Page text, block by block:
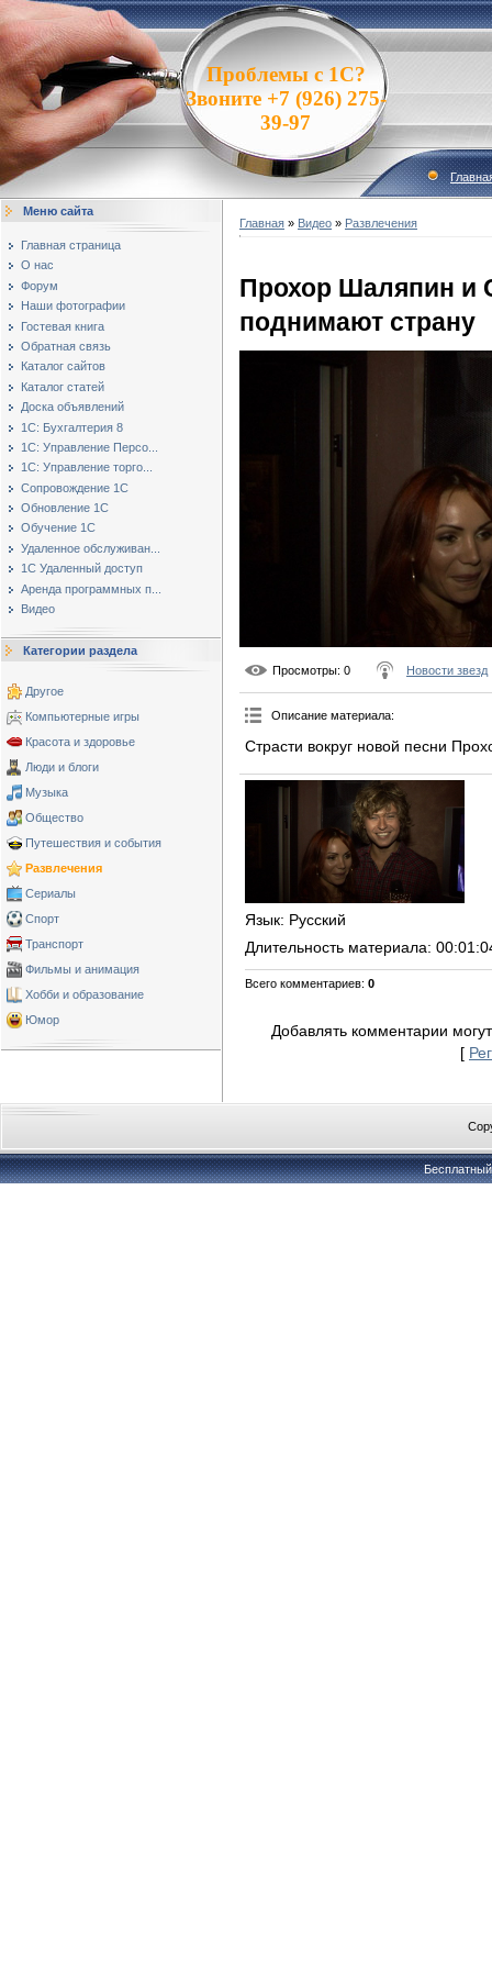
Проблемы с 1С?
Звоните +7 (926) 275-
39-97
Меню сайта
Главная страница
О нас
Форум
Наши фотографии
Гостевая книга
Обратная связь
Каталог сайтов
Каталог статей
Доска объявлений
1С: Бухгалтерия 8
1С: Управление Персо...
1С: Управление торго...
Сопровождение 1С
Обновление 1С
Обучение 1С
Удаленное обслуживан...
1С Удаленный доступ
Аренда программных п...
Видео
Категории раздела
Другое
Компьютерные игры
Красота и здоровье
Люди и блоги
Музыка
Общество
Путешествия и события
Развлечения
Сериалы
Спорт
Транспорт
Фильмы и анимация
Хобби и образование
Юмор
Главная » Видео » Развлечения
Прохор Шаляпин и
поднимают страну
Просмотры: 0 Новости звезд
Описание материала:
Страсти вокруг новой песни
Язык: Русский
Длительность материала:
Всего комментариев: 0
Добавлять комментарии
[